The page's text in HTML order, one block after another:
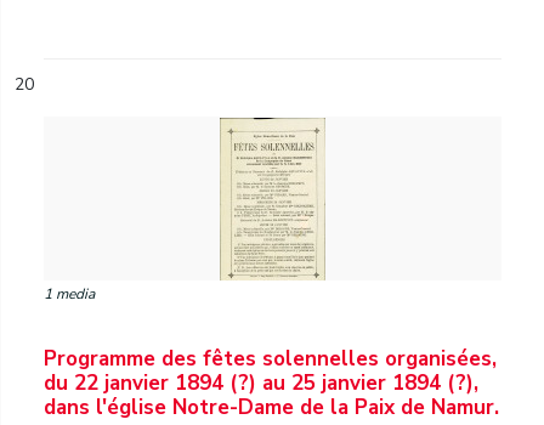
20
1 media
Programme des fêtes solennelles organisées,
du 22 janvier 1894 (?) au 25 janvier 1894 (?),
dans l'église Notre-Dame de la Paix de Namur.